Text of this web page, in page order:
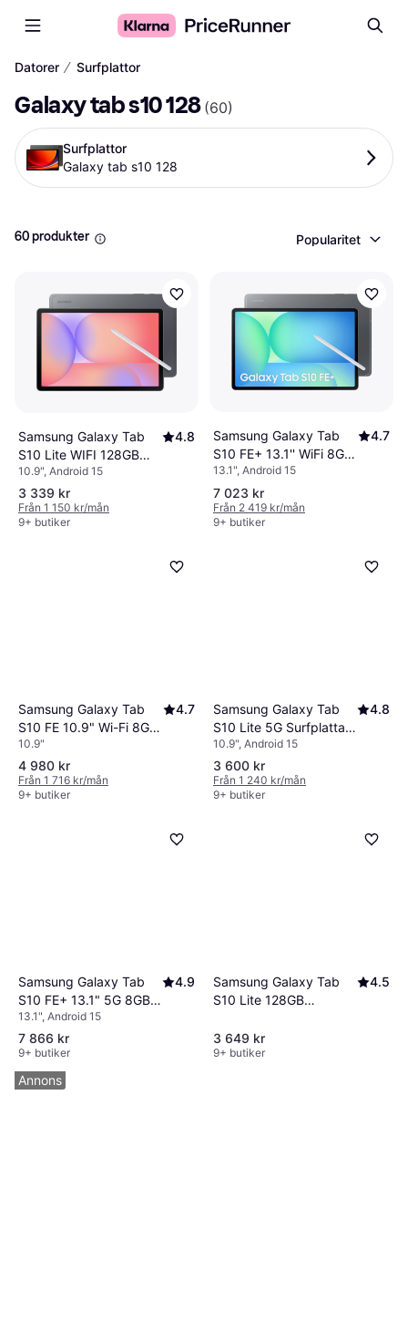
Datorer ∕ Surfplattor
Galaxy tab s10 128 (60)
Surfplattor
Galaxy tab s10 128
60 produkter Popularitet
Samsung Galaxy Tab
S10 Lite WIFI 128GB
Gray
4.8
10.9", Android 15
3 339 kr
Från 1 150 kr/mån
9+ butiker
Samsung Galaxy Tab
S10 FE+ 13.1'' WiFi 8GB
128GB Grey
4.7
13.1", Android 15
7 023 kr
Från 2 419 kr/mån
9+ butiker
Samsung Galaxy Tab
S10 FE 10.9" Wi-Fi 8GB
128GB Grey
4.7
10.9"
4 980 kr
Från 1 716 kr/mån
9+ butiker
Samsung Galaxy Tab
S10 Lite 5G Surfplatta 6
128GB
4.8
10.9", Android 15
3 600 kr
Från 1 240 kr/mån
9+ butiker
Samsung Galaxy Tab
S10 FE+ 13.1" 5G 8GB
128GB Grey
4.9
13.1", Android 15
7 866 kr
9+ butiker
Samsung Galaxy Tab
S10 Lite 128GB
4.5
3 649 kr
9+ butiker
Annons